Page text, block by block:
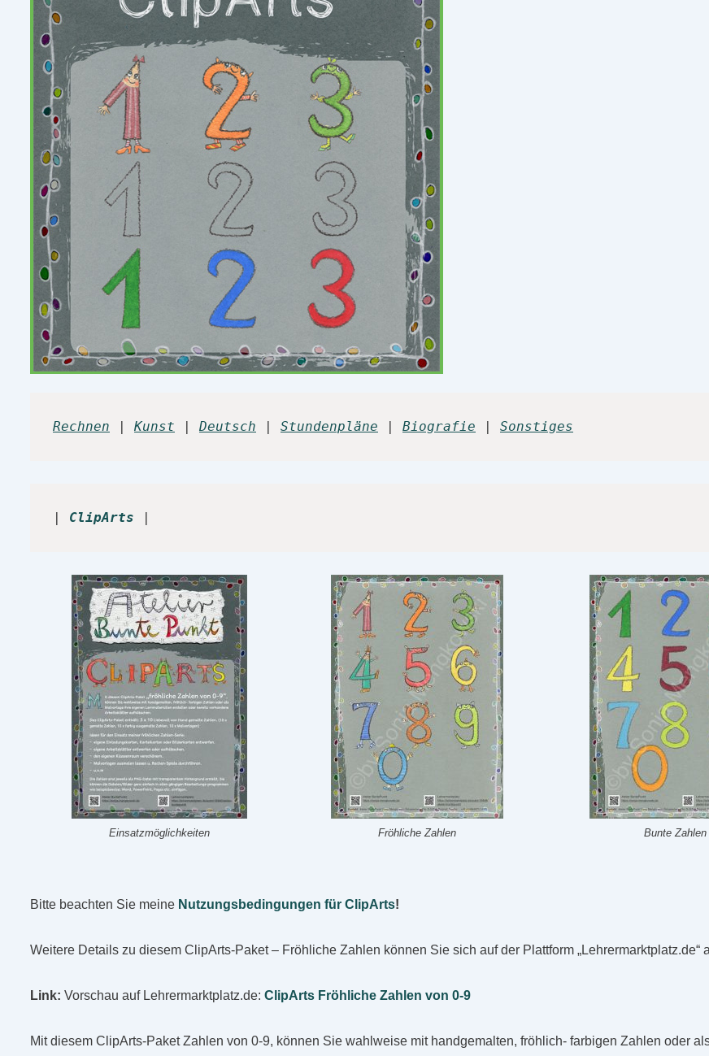
Rechnen | Kunst | Deutsch | Stundenpläne | Biografie | Sonstiges
| ClipArts |
Einsatzmöglichkeiten Fröhliche Zahlen Bunte Zahlen
Bitte beachten Sie meine Nutzungsbedingungen für ClipArts!
Weitere Details zu diesem ClipArts-Paket – Fröhliche Zahlen können Sie sich auf der Plattform
Link: Vorschau auf Lehrermarktplatz.de: ClipArts Fröhliche Zahlen von 0-9
Mit diesem ClipArts-Paket Zahlen von 0-9, können Sie wahlweise mit handgemalten, fröhlich- farbigen Zahlen oder